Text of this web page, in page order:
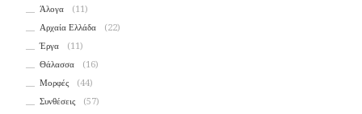
Άλογα
(11)
Αρχαία Ελλάδα
(22)
Έργα
(11)
Θάλασσα
(16)
Μορφές
(44)
Συνθέσεις
(57)